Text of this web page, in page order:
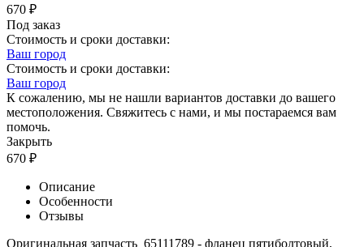
670 ₽
Под заказ
Стоимость и сроки доставки:
Ваш город
Стоимость и сроки доставки:
Ваш город
К сожалению, мы не нашли вариантов доставки до вашего
местоположения. Свяжитесь с нами, и мы постараемся вам
помочь.
Закрыть
670 ₽
Описание
Особенности
Отзывы
Оригинальная запчасть 65111789 - фланец пятиболтовый,